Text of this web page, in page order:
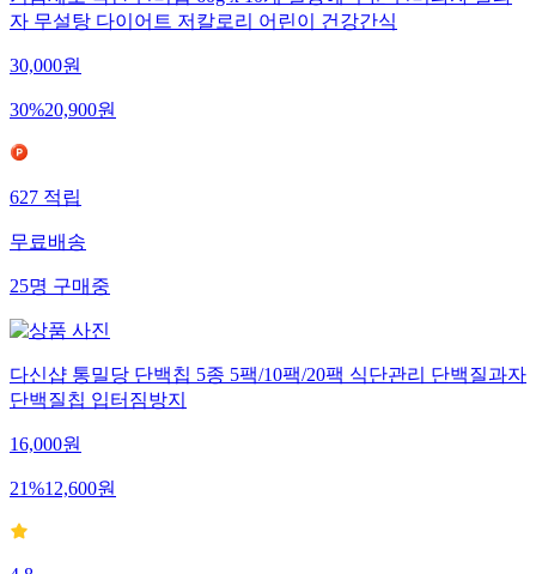
기름제로 국산 현미칩 60g x 10개 열풍에 구운 현미과자 쌀과
자 무설탕 다이어트 저칼로리 어린이 건강간식
30,000원
30%20,900원
627적립
무료배송
25명구매중
다신샵 통밀당 단백칩 5종 5팩/10팩/20팩 식단관리 단백질과자
단백질칩 입터짐방지
16,000원
21%12,600원